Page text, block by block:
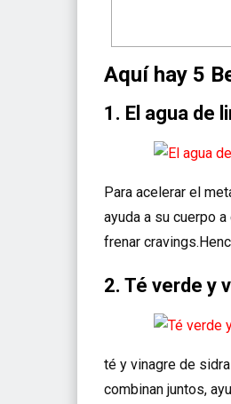
Aquí hay 5
1. El agua de
Para acelerar el
ayuda a su cuerpo
frenar
2. Té verde y
té y vinagre de
combinan juntos,